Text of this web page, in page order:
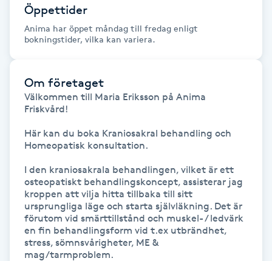
Friskvård
Friskvårdsmassage
Frisör
Föning
Gel naglar
Öppettider
Anima har öppet måndag till fredag enligt
bokningstider, vilka kan variera.
Om företaget
Välkommen till Maria Eriksson på Anima
Friskvård!
Här kan du boka Kraniosakral behandling och
Homeopatisk konsultation.
I den kraniosakrala behandlingen, vilket är ett
osteopatiskt behandlingskoncept, assisterar jag
kroppen att vilja hitta tillbaka till sitt
ursprungliga läge och starta självläkning. Det är
förutom vid smärttillstånd och muskel- / ledvärk
en fin behandlingsform vid t.ex utbrändhet,
stress, sömnsvårigheter, ME &
mag/tarmproblem.